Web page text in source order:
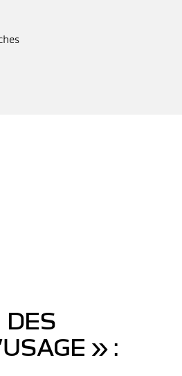
DES
» :